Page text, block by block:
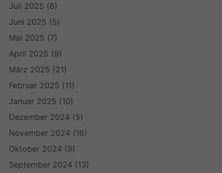
Juli 2025 (6)
Juni 2025 (5)
Mai 2025 (7)
April 2025 (9)
März 2025 (21)
Februar 2025 (11)
Januar 2025 (10)
Dezember 2024 (5)
November 2024 (16)
Oktober 2024 (9)
September 2024 (13)